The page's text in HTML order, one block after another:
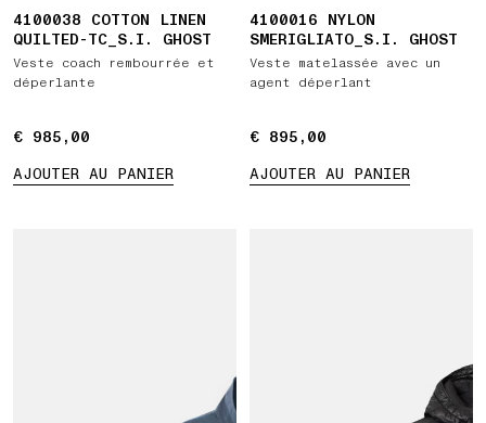
4100038 COTTON LINEN
QUILTED-TC_S.I. GHOST
Veste coach rembourrée et
déperlante
€ 985,00
€ 985,00
AJOUTER AU PANIER
4100016 NYLON
SMERIGLIATO_S.I. GHOST
Veste matelassée avec un
agent déperlant
€ 895,00
€ 895,00
AJOUTER AU PANIER